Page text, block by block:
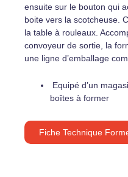
ensuite sur le bouton qui
boite vers la scotcheuse.
la table à rouleaux.
convoyeur de sortie, la
une ligne d’emballage
Equipé d’un
boîtes à former
Fiche Technique